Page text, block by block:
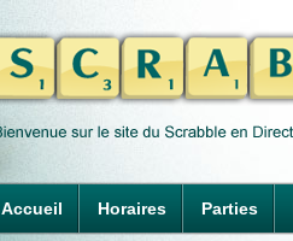
Accueil Horaires Parties